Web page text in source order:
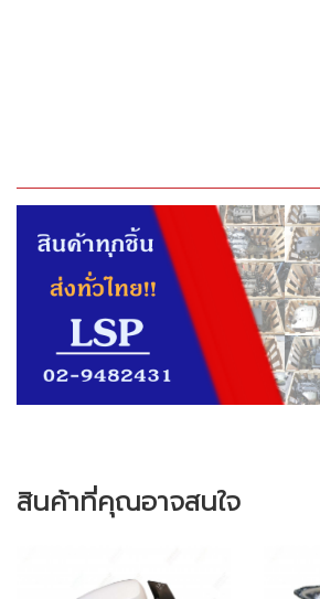
สินค้าที่คุณอาจสนใจ